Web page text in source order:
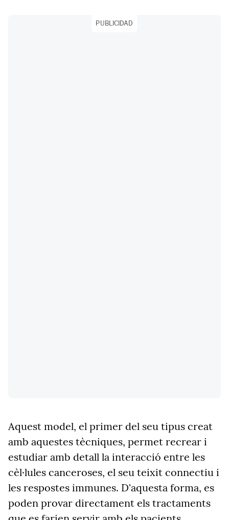
PUBLICIDAD
Aquest model, el primer del seu tipus creat
amb aquestes tècniques, permet recrear i
estudiar amb detall la interacció entre les
cèl·lules canceroses, el seu teixit connectiu i
les respostes immunes. D'aquesta forma, es
poden provar directament els tractaments